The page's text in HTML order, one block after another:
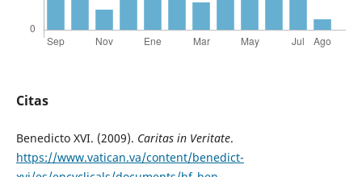
Citas
Benedicto XVI. (2009). Caritas in Veritate.
https://www.vatican.va/content/benedict-